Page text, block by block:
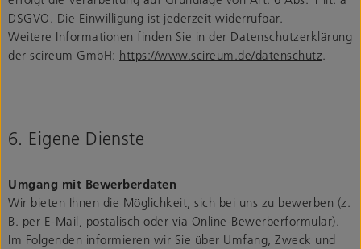
DSGVO. Die Einwilligung ist jederzeit widerrufbar.
Weitere Informationen finden Sie in der Datenschutzerklärung
der scireum GmbH: https://www.scireum.de/datenschutz.
6. Eigene Dienste
Umgang mit Bewerberdaten
Wir bieten Ihnen die Möglichkeit, sich bei uns zu bewerben (z.
B. per E-Mail, postalisch oder via Online-Bewerberformular).
Im Folgenden informieren wir Sie über Umfang, Zweck und